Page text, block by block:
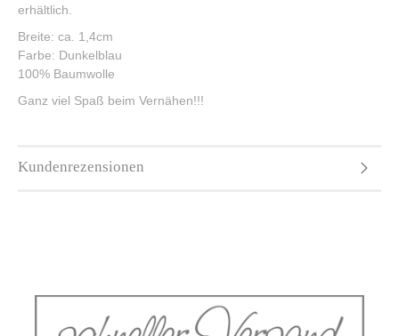
erhältlich.
Breite: ca. 1,4cm
Farbe: Dunkelblau
100% Baumwolle
Ganz viel Spaß beim Vernähen!!!
Kundenrezensionen